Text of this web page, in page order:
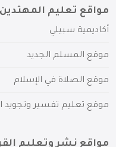
مواقع تعليم
أكاديمية سبيلي
موقع المسلم الجديد
موقع الصلاة في الإسلام
موقع تعليم تفسير وتجويد
مواقع نشر وتعليم